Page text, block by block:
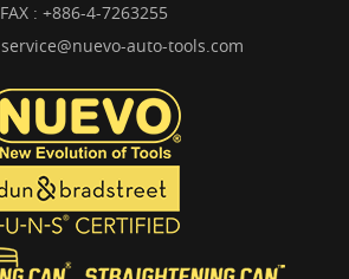
FAX : +886-4-7263255
service@nuevo-auto-tools.com